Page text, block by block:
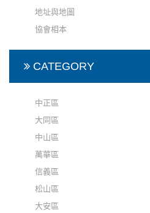
地址與地圖
協會相本
CATEGORY
中正區
大同區
中山區
萬華區
信義區
松山區
大安區